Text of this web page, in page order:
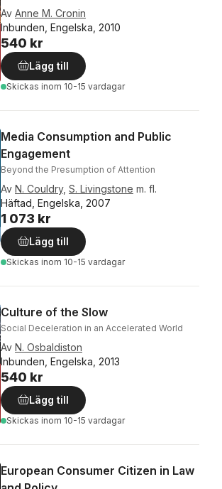
Av Anne M. Cronin
Inbunden, Engelska, 2010
540 kr
Lägg till
Skickas inom 10-15 vardagar
Media Consumption and Public
Engagement
Beyond the Presumption of Attention
Av N. Couldry, S. Livingstone m. fl.
Häftad, Engelska, 2007
1 073 kr
Lägg till
Skickas inom 10-15 vardagar
Culture of the Slow
Social Deceleration in an Accelerated World
Av N. Osbaldiston
Inbunden, Engelska, 2013
540 kr
Lägg till
Skickas inom 10-15 vardagar
European Consumer Citizen in Law